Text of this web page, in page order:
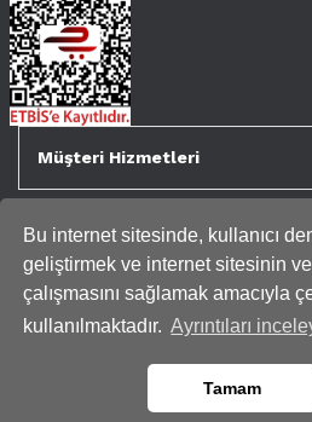
Bu internet sitesinde, kullanıcı
geliştirmek ve internet sitesinin
çalışmasını sağlamak amacıyla
kullanılmaktadır. Ayrıntıları
Tamam
Müşteri Hizmetleri
Tüm kredi kartı bilgileriniz 256bit SSL
Genispencere.com Tüm Hakları Saklıdır.